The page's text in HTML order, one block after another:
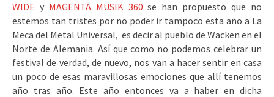
WIDE y MAGENTA MUSIK 360 se han propuesto que no
estemos tan tristes por no poder ir tampoco esta año a La
Meca del Metal Universal, es decir al pueblo de Wacken en el
Norte de Alemania. Así que como no podemos celebrar un
festival de verdad, de nuevo, nos van a hacer sentir en casa
un poco de esas maravillosas emociones que allí tenemos
año tras año. Este año entonces va a haber en dicha